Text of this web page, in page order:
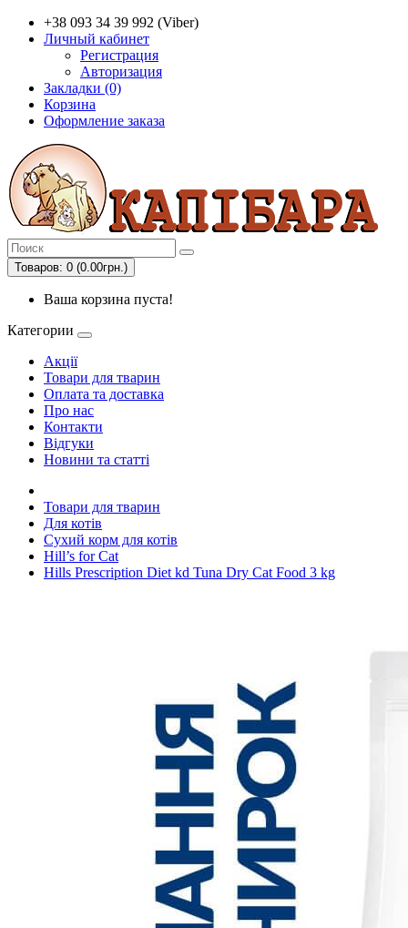
+38 093 34 39 992 (Viber)
Личный кабинет
Регистрация
Авторизация
Закладки (0)
Корзина
Оформление заказа
Товаров: 0 (0.00грн.)
Ваша корзина пуста!
Категории
Акції
Товари для тварин
Оплата та доставка
Про нас
Контакти
Відгуки
Новини та статті
Товари для тварин
Для котів
Сухий корм для котів
Hill’s for Cat
Hills Prescription Diet kd Tuna Dry Cat Food 3 kg